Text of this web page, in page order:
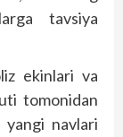
tavsiya
ekinlari va
tomonidan
yangi navlari